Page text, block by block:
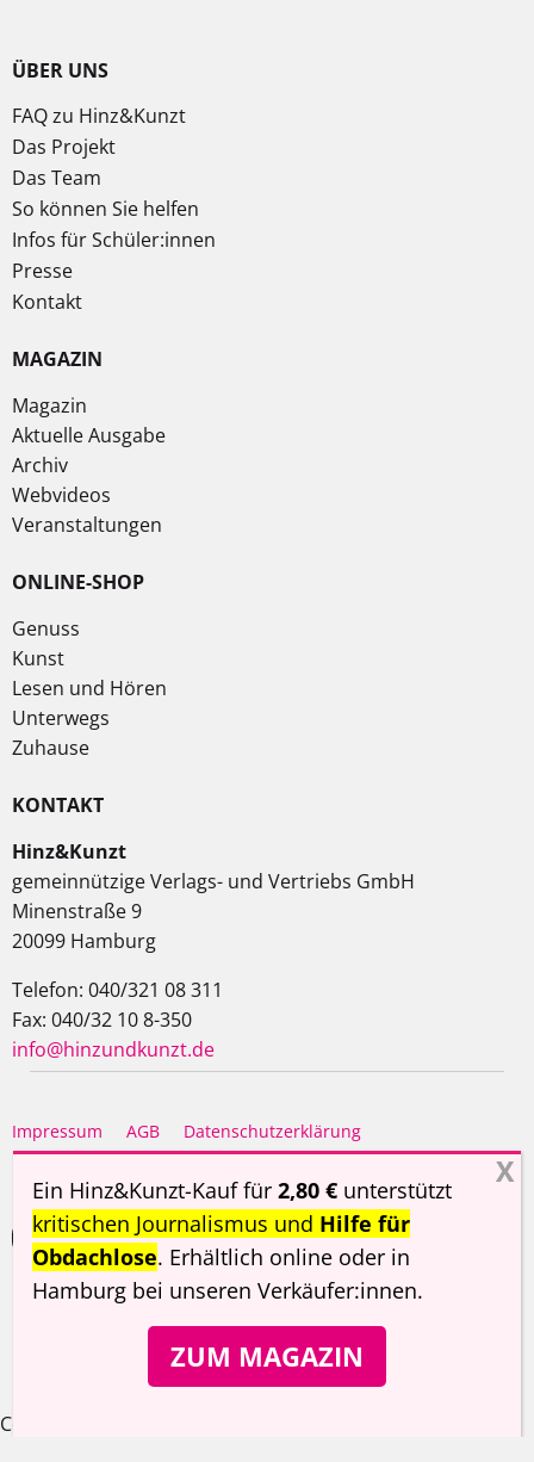
ÜBER UNS
FAQ zu Hinz&Kunzt
Das Projekt
Das Team
So können Sie helfen
Infos für Schüler:innen
Presse
Kontakt
MAGAZIN
Magazin
Aktuelle Ausgabe
Archiv
Webvideos
Veranstaltungen
ONLINE-SHOP
Genuss
Kunst
Lesen und Hören
Unterwegs
Zuhause
KONTAKT
Hinz&Kunzt
gemeinnützige Verlags- und Vertriebs GmbH
Minenstraße 9
20099 Hamburg
Telefon: 040/321 08 311
Fax: 040/32 10 8-350
info@hinzundkunzt.de
Impressum AGB
Datenschutzerklärung
Ein Hinz&Kunzt-Kauf für2,80 € unterstützt
kritischen Journalismus und Hilfe für
Obdachlose. Erhältlich online oder in
Hamburg bei unseren Verkäufer:innen.
ZUM MAGAZIN
Cookie Consent Banner von Real Cookie Banner